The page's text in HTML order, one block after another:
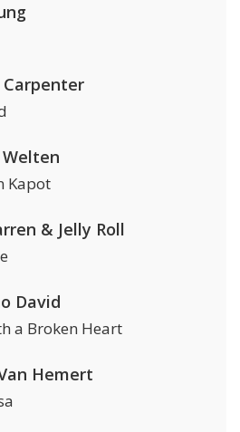
Carpenter
Kapot
& Jelly Roll
David
a Broken Heart
Hemert